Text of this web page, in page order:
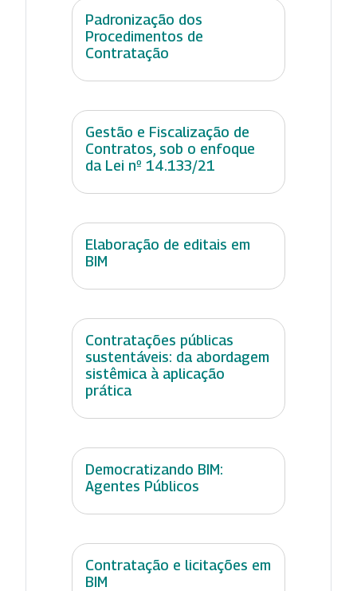
Padronização dos
Procedimentos de
Contratação
Gestão e Fiscalização de
Contratos, sob o enfoque
da Lei nº 14.133/21
Elaboração de editais em
BIM
Contratações públicas
sustentáveis: da abordagem
sistêmica à aplicação
prática
Democratizando BIM:
Agentes Públicos
Contratação e licitações em
BIM